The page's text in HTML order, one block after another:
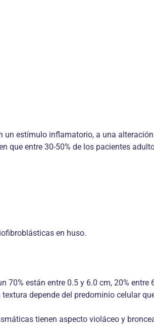
un estímulo inflamatorio, a una
que entre 30-50% de los pacientes
en huso.
están entre 0.5 y 6.0 cm, 20%
depende del predominio celular
tienen aspecto violáceo y